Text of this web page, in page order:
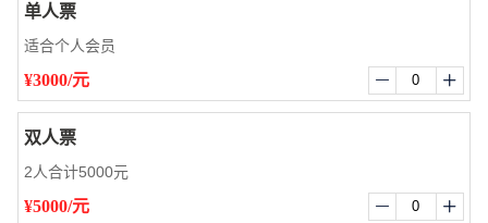
单人票
适合个人会员
¥3000/元  
双人票
2人合计5000元
¥5000/元  